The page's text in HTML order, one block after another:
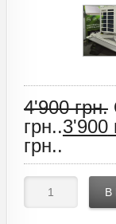
4'900грн.
грн..3'900
грн..
В